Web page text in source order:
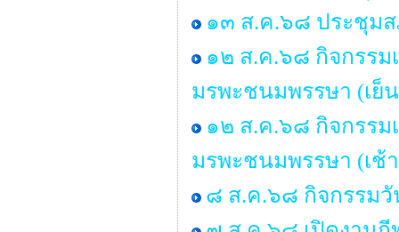
๑๓ ส.ค.๖๘ ประชุม
๑๒ ส.ค.๖๘ กิจกรรม
มรพะชนมพรรษา (เย็
๑๒ ส.ค.๖๘ กิจกรรม
มรพะชนมพรรษา (เช้
๘ ส.ค.๖๘ กิจกรรม